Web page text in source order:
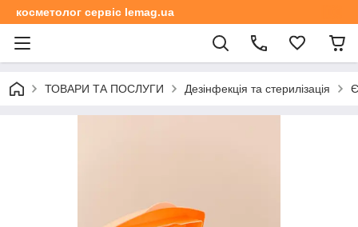
косметолог сервіс lemag.ua
ТОВАРИ ТА ПОСЛУГИ Дезінфекція та стерилізація